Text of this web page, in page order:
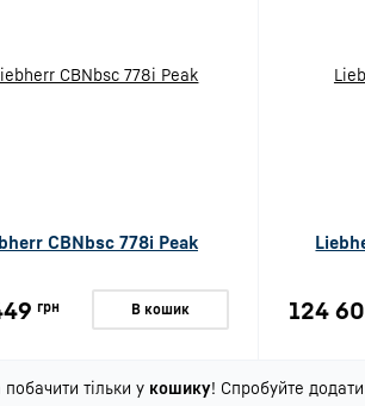
CBNbsc 778i Peak
грн В кошик 124
тільки у кошику! Спробуйте